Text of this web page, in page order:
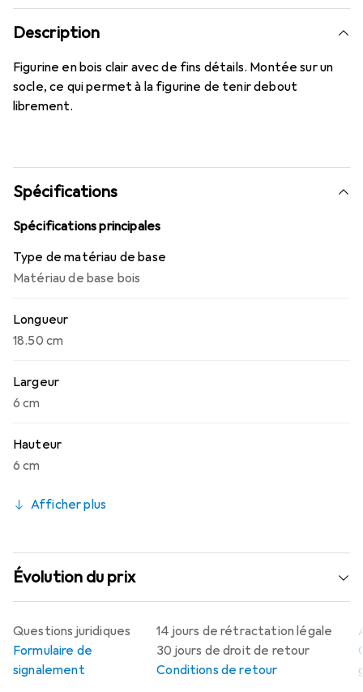
Description
Figurine en bois clair avec de fins détails. Montée sur un
socle, ce qui permet à la figurine de tenir debout
librement.
Spécifications
Spécifications principales
Type de matériau de base
Matériau de base bois
Longueur
18.50 cm
Largeur
6 cm
Hauteur
6 cm
Afficher plus
Évolution du prix
14 jours de rétractation légale
30 jours de droit de retour
Conditions de retour
Questions juridiques
Formulaire de
signalement